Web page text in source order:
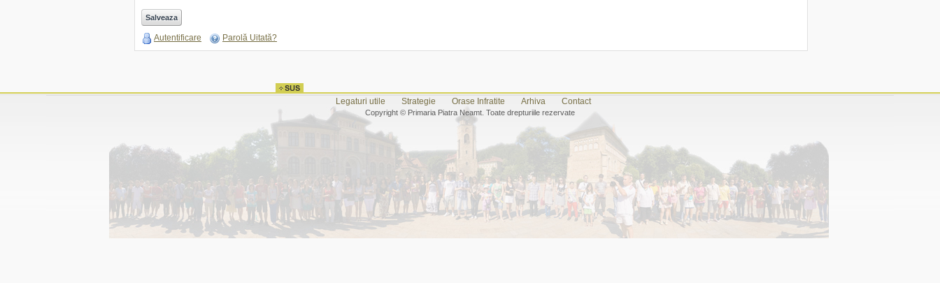
Autentificare Parolă Uitată?
Legaturi utile Strategie Orase Infratite Arhiva Contact
Copyright © Primaria Piatra Neamt. Toate drepturiile rezervate